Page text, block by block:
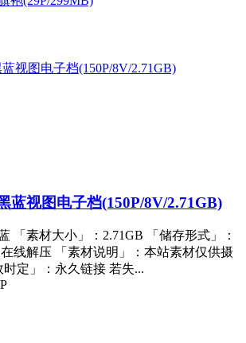
蓝视图电子档(150P/8V/2.71GB)
「素材大小」：2.71GB 「储存形式」：
线解压 「素材说明」：本站素材仅供摄
定」：永久链接 若失...